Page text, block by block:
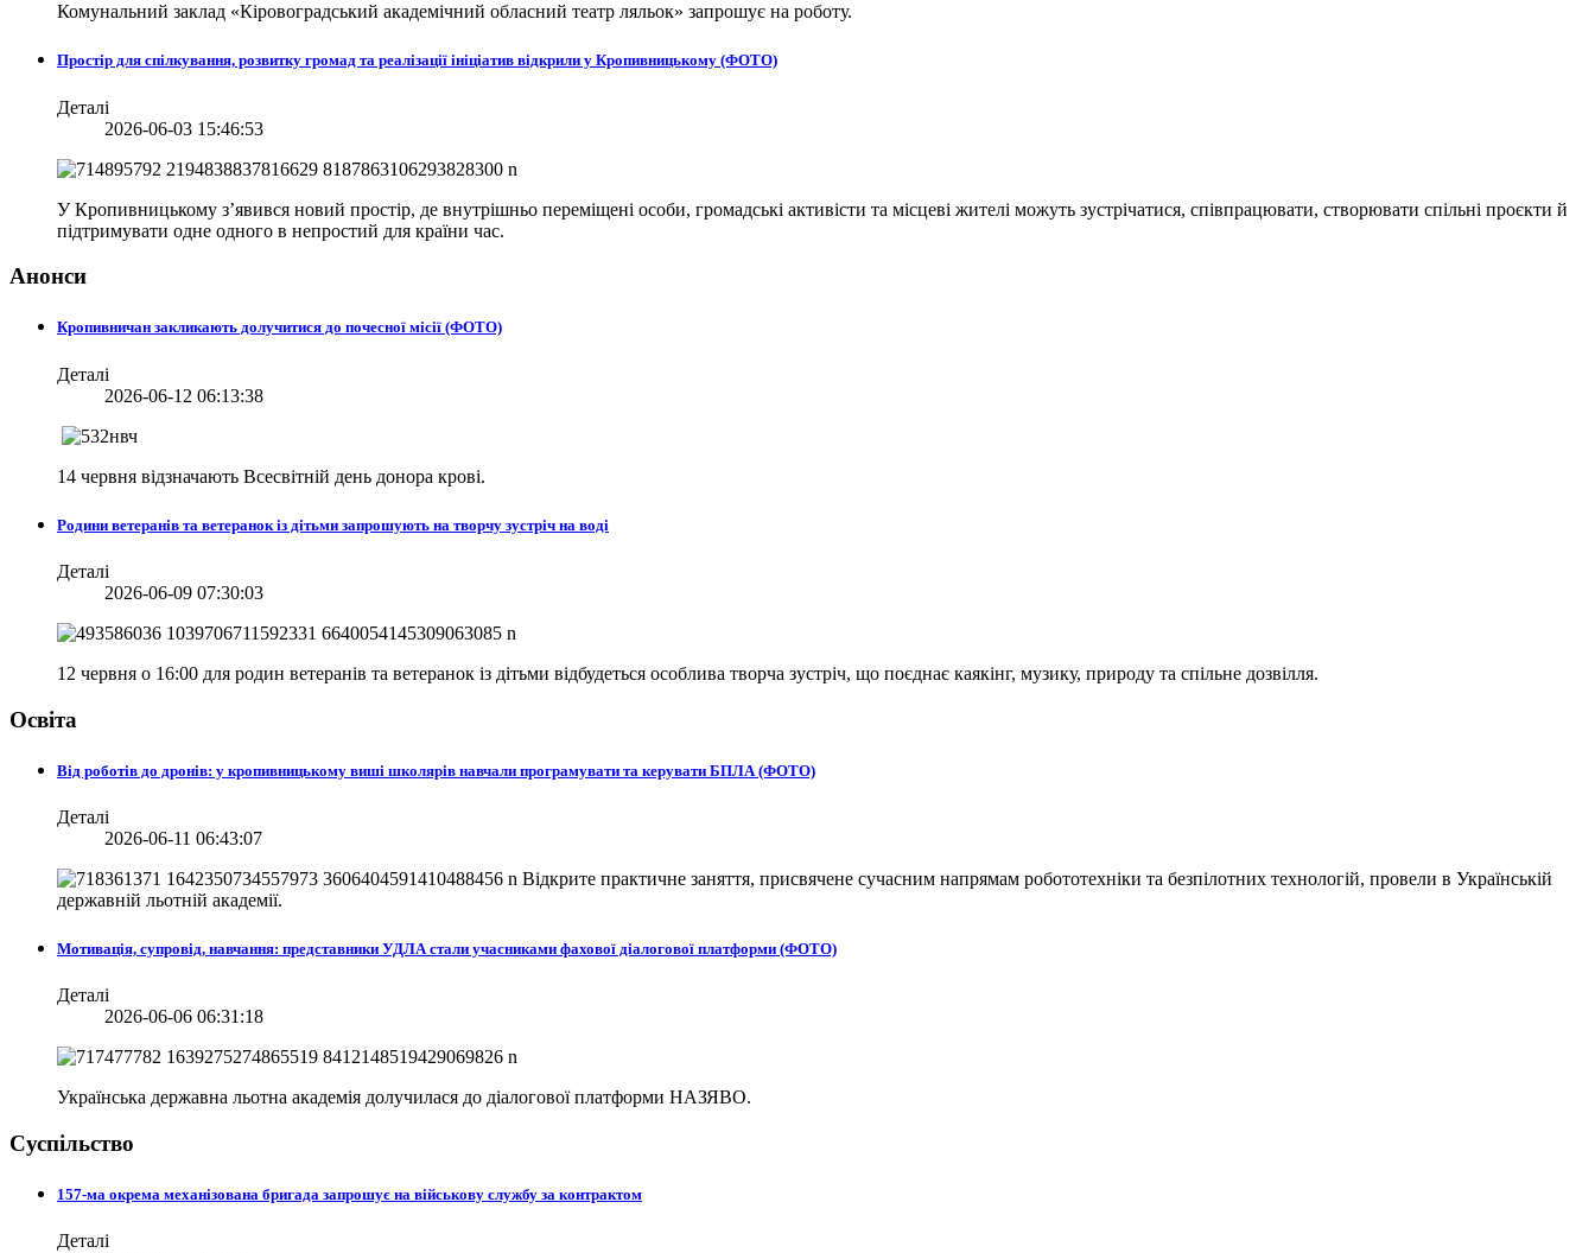
Комунальний заклад «Кіровоградський академічний обласний театр ляльок» запрошує на роботу.
Простір для спілкування, розвитку громад та реалізації ініціатив відкрили у Кропивницькому (ФОТО)
Деталі
2026-06-03 15:46:53
У Кропивницькому з’явився новий простір, де внутрішньо переміщені особи, громадські активісти та місцеві жителі можуть зустрічатися, співпрацювати, створювати спільні проєкти й
підтримувати одне одного в непростий для країни час.
Анонси
Кропивничан закликають долучитися до почесної місії (ФОТО)
Деталі
2026-06-12 06:13:38
14 червня відзначають Всесвітній день донора крові.
Родини ветеранів та ветеранок із дітьми запрошують на творчу зустріч на воді
Деталі
2026-06-09 07:30:03
12 червня о 16:00 для родин ветеранів та ветеранок із дітьми відбудеться особлива творча зустріч, що поєднає каякінг, музику, природу та спільне дозвілля.
Освіта
Від роботів до дронів: у кропивницькому виші школярів навчали програмувати та керувати БПЛА (ФОТО)
Деталі
2026-06-11 06:43:07
Відкрите практичне заняття, присвячене сучасним напрямам робототехніки та безпілотних технологій, провели в Українській
державній льотній академії.
Мотивація, супровід, навчання: представники УДЛА стали учасниками фахової діалогової платформи (ФОТО)
Деталі
2026-06-06 06:31:18
Українська державна льотна академія долучилася до діалогової платформи НАЗЯВО.
Суспільство
157-ма окрема механізована бригада запрошує на військову службу за контрактом
Деталі